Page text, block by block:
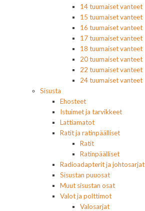
14 tuumaiset vanteet
15 tuumaiset vanteet
16 tuumaiset vanteet
17 tuumaiset vanteet
18 tuumaiset vanteet
20 tuumaiset vanteet
22 tuumaiset vanteet
24 tuumaiset vanteet
Sisusta
Ehosteet
Istuimet ja tarvikkeet
Lattiamatot
Ratit ja ratinpäälliset
Ratit
Ratinpäälliset
Radioadapterit ja johtosarjat
Sisustan puuosat
Muut sisustan osat
Valot ja polttimot
Valosarjat